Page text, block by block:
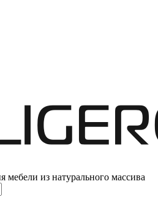
мебели из натурального массива